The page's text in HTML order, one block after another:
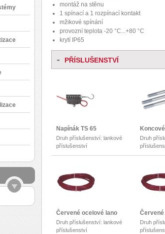
montáž na stěnu
1 spínací a 1 rozpínací kontakt
mžikové spínání
provozní teplota -20 °C...+80 °C
krytí IP65
- PŘÍSLUŠENSTVÍ
Napínák TS 65
Druh příslušenství: lankové
příslušenství
Druh
Červené ocelové lano
Druh příslušenství: lankové
příslušenství
Červené
Druh